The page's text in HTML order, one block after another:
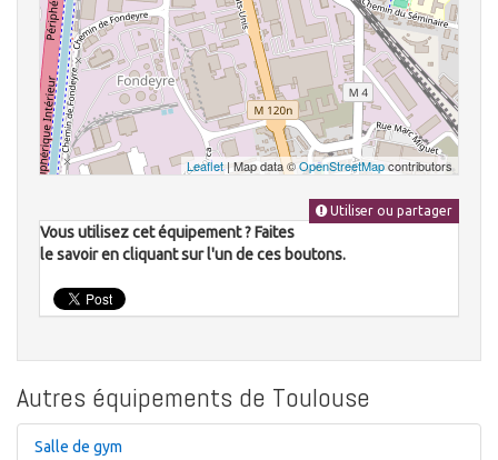
Leaflet| Map data ©OpenStreetMapcontributors
Utiliser ou partager
Vous utilisez cet équipement ? Faites
le savoir en cliquant sur l'un de ces boutons.
Autres équipements de Toulouse
Salle de gym